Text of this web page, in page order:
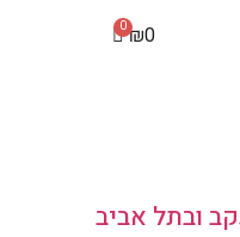
₪0
ובתל אביב